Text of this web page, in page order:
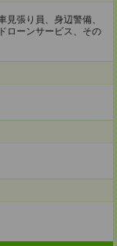
張り員、身辺警備、
ローンサービス、その